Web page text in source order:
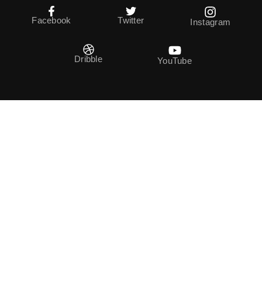
Facebook Twitter Instagram
Dribble YouTube